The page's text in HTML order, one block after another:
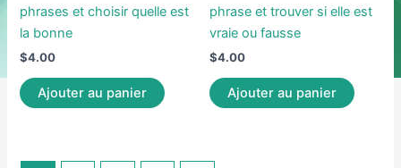
phrases et choisir quelle est
la bonne
$4.00
Ajouter au panier
phrase et trouver si elle est
vraie ou fausse
$4.00
Ajouter au panier